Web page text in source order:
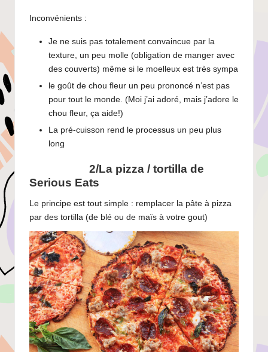
Inconvénients :
Je ne suis pas totalement convaincue par la
texture, un peu molle (obligation de manger avec
des couverts) même si le moelleux est très sympa
le goût de chou fleur un peu prononcé n’est pas
pour tout le monde. (Moi j’ai adoré, mais j’adore le
chou fleur, ça aide!)
La pré-cuisson rend le processus un peu plus
long
2/La pizza / tortilla de
Serious Eats
Le principe est tout simple : remplacer la pâte à pizza
par des tortilla (de blé ou de maïs à votre gout)